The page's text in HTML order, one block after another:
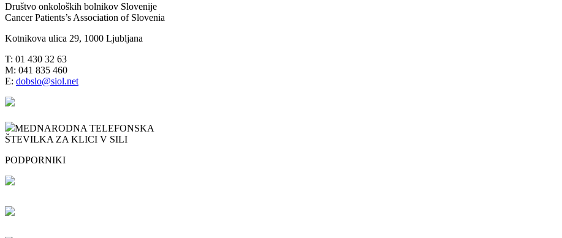
Društvo onkoloških bolnikov Slovenije
Cancer Patients’s Association of Slovenia
Kotnikova ulica 29, 1000 Ljubljana
T: 01 430 32 63
M: 041 835 460
E: dobslo@siol.net
MEDNARODNA TELEFONSKA
ŠTEVILKA ZA KLICI V SILI
PODPORNIKI